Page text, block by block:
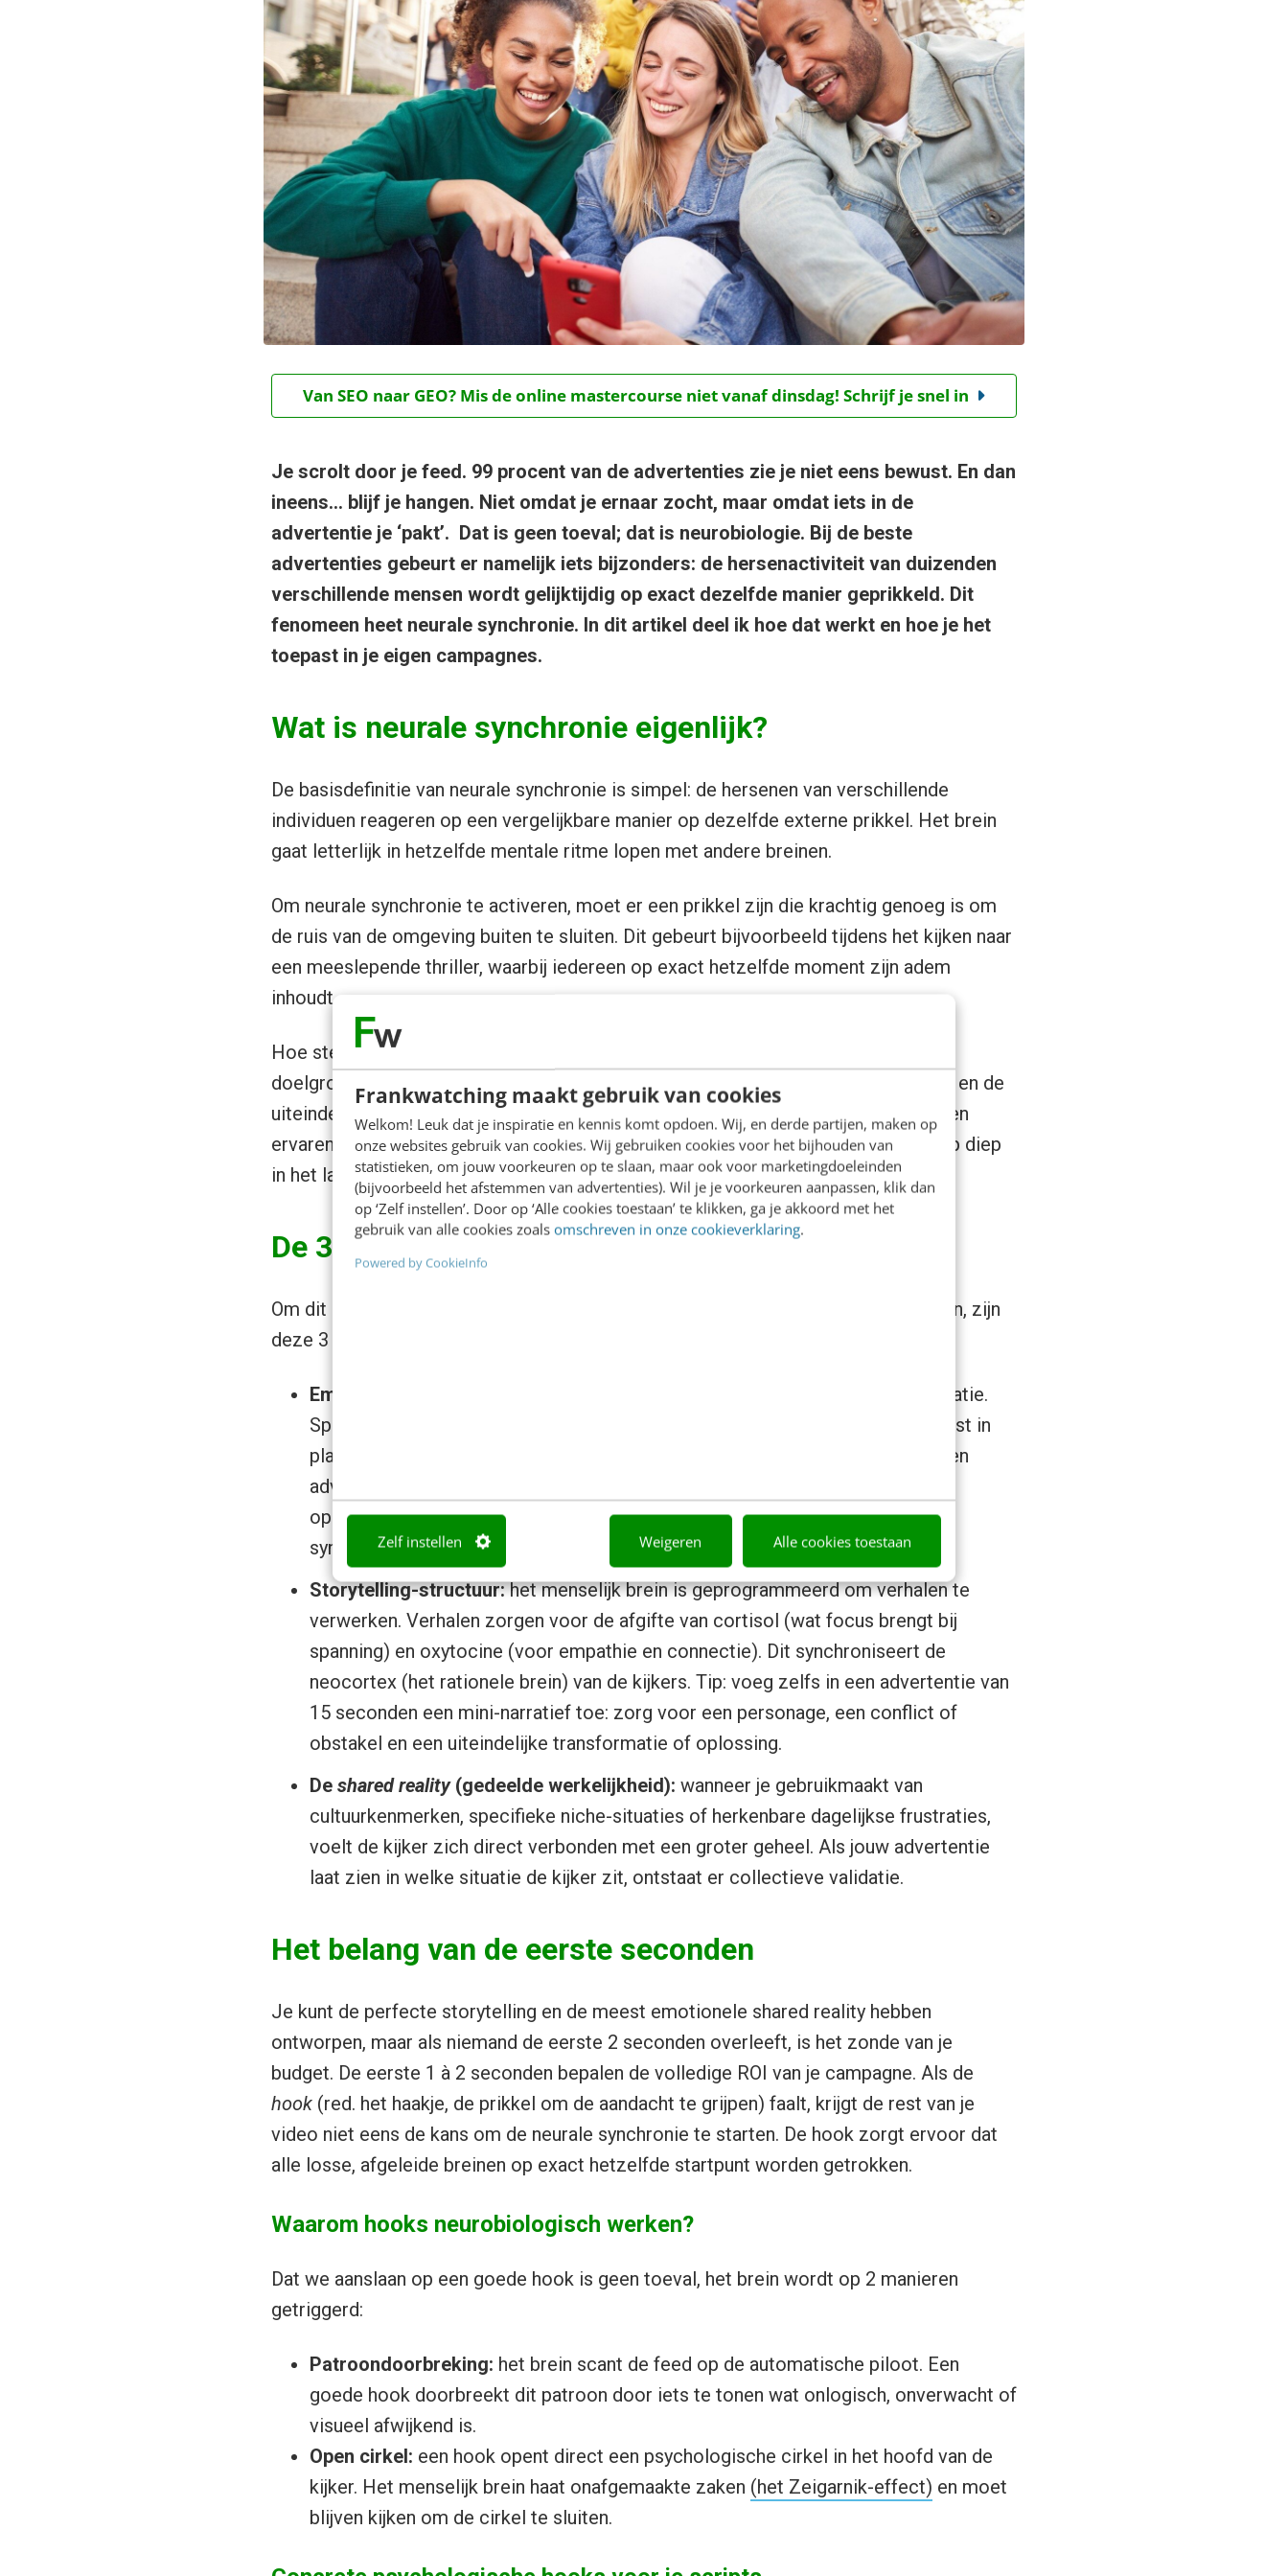
Frankwatching maakt gebruik van cookies
Welkom! Leuk dat je inspiratie en kennis komt opdoen. Wij, en derde partijen, maken op
onze websites gebruik van cookies. Wij gebruiken cookies voor het bijhouden van
statistieken, om jouw voorkeuren op te slaan, maar ook voor marketingdoeleinden
(bijvoorbeeld het afstemmen van advertenties). Wil je je voorkeuren aanpassen, klik dan
op ‘Zelf instellen’. Door op ‘Alle cookies toestaan’ te klikken, ga je akkoord met het
gebruik van alle cookies zoals omschreven in onze cookieverklaring.
Powered by CookieInfo
Zelf instellen Weigeren Alle cookies toestaan
Van SEO naar GEO? Mis de online mastercourse niet vanaf dinsdag! Schrijf je snel in
Je scrolt door je feed. 99 procent van de advertenties zie je niet eens bewust. En dan
ineens… blijf je hangen. Niet omdat je ernaar zocht, maar omdat iets in de
advertentie je ‘pakt’. Dat is geen toeval; dat is neurobiologie. Bij de beste
advertenties gebeurt er namelijk iets bijzonders: de hersenactiviteit van duizenden
verschillende mensen wordt gelijktijdig op exact dezelfde manier geprikkeld. Dit
fenomeen heet neurale synchronie. In dit artikel deel ik hoe dat werkt en hoe je het
toepast in je eigen campagnes.
Wat is neurale synchronie eigenlijk?
De basisdefinitie van neurale synchronie is simpel: de hersenen van verschillende
individuen reageren op een vergelijkbare manier op dezelfde externe prikkel. Het brein
gaat letterlijk in hetzelfde mentale ritme lopen met andere breinen.
Om neurale synchronie te activeren, moet er een prikkel zijn die krachtig genoeg is om
de ruis van de omgeving buiten te sluiten. Dit gebeurt bijvoorbeeld tijdens het kijken naar
een meeslepende thriller, waarbij iedereen op exact hetzelfde moment zijn adem
inhoudt.
Hoe sterker deze gedeelde prikkel is, hoe hoger de neurale synchronie onder je
doelgroep. En een hogere synchronie betekent dat de impact, de merkoverdracht en de
uiteindelijke herinnering worden herinnerd. Vertaald naar social advertising: mensen
ervaren tegelijkertijd dezelfde micro-emotie of spanning, waardoor de boodschap diep
in het langetermijngeheugen wordt verankerd.
De 3 pijlers van gesynchroniseerde ads
Om dit effect te kunnen bereiken in een advertentie van slechts 15 of 30 seconden, zijn
deze 3 pijlers onmisbaar voor je creatieve strategie:
Emotionele resonantie:
emoties zijn de snelste weg naar neurale synchronisatie.
Speel in op de menselijke emotie achter het probleem dat jouw product oplost in
plaats van een droge opsomming van producteigenschappen te geven. Als een
advertentie direct gevoelens van herkenning, frustratie, opluchting of humor
oproept, lichten de emotionele centra in het brein bij de gehele doelgroep
synchroon op.
Storytelling-structuur:het menselijk brein is geprogrammeerd om verhalen te
verwerken. Verhalen zorgen voor de afgifte van cortisol (wat focus brengt bij
spanning) en oxytocine (voor empathie en connectie). Dit synchroniseert de
neocortex (het rationele brein) van de kijkers. Tip: voeg zelfs in een advertentie van
15 seconden een mini-narratief toe: zorg voor een personage, een conflict of
obstakel en een uiteindelijke transformatie of oplossing.
De shared reality (gedeelde werkelijkheid): wanneer je gebruikmaakt van
cultuurkenmerken, specifieke niche-situaties of herkenbare dagelijkse frustraties,
voelt de kijker zich direct verbonden met een groter geheel. Als jouw advertentie
laat zien in welke situatie de kijker zit, ontstaat er collectieve validatie.
Het belang van de eerste seconden
Je kunt de perfecte storytelling en de meest emotionele shared reality hebben
ontworpen, maar als niemand de eerste 2 seconden overleeft, is het zonde van je
budget. De eerste 1 à 2 seconden bepalen de volledige ROI van je campagne. Als de
hook(red. het haakje, de prikkel om de aandacht te grijpen) faalt, krijgt de rest van je
video niet eens de kans om de neurale synchronie te starten. De hook zorgt ervoor dat
alle losse, afgeleide breinen op exact hetzelfde startpunt worden getrokken.
Waarom hooks neurobiologisch werken?
Dat we aanslaan op een goede hook is geen toeval, het brein wordt op 2 manieren
getriggerd:
Patroondoorbreking: het brein scant de feed op de automatische piloot. Een
goede hook doorbreekt dit patroon door iets te tonen wat onlogisch, onverwacht of
visueel afwijkend is.
Open cirkel: een hook opent direct een psychologische cirkel in het hoofd van de
kijker. Het menselijk brein haat onafgemaakte zaken (het Zeigarnik-effect) en moet
blijven kijken om de cirkel te sluiten.